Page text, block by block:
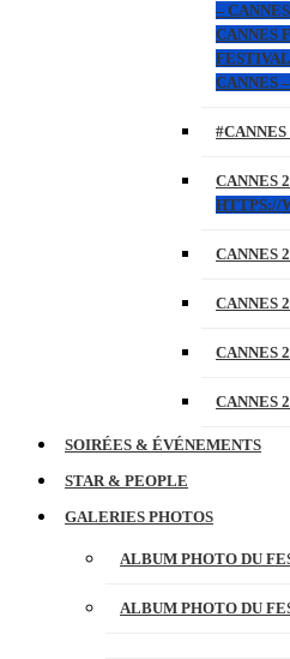
–
CANNES
CANNES
#CANNES
CANNES
HTTPS://
CANNES
CANNES
CANNES
CANNES
SOIRÉES & ÉVÉNEMENTS
STAR & PEOPLE
GALERIES PHOTOS
ALBUM PHOTO DU
ALBUM PHOTO DU